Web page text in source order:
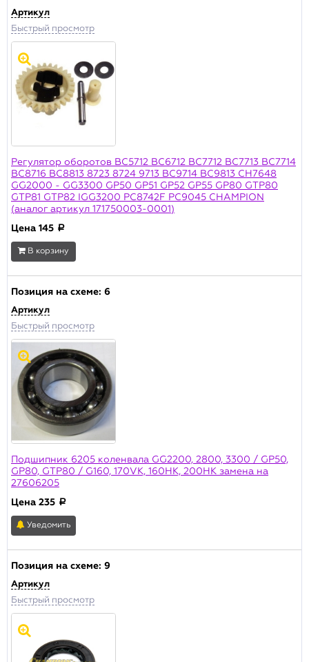
Артикул
Быстрый просмотр
Регулятор оборотов BC5712 BC6712 BC7712 BC7713 BC7714
BC8716 BC8813 8723 8724 9713 BC9714 BC9813 CH7648
GG2000 - GG3300 GP50 GP51 GP52 GP55 GP80 GTP80
GTP81 GTP82 IGG3200 PC8742F PC9045 CHAMPION
(аналог артикул 171750003-0001)
Цена 145 a
В корзину
Позиция на схеме: 6
Артикул
Быстрый просмотр
Подшипник 6205 коленвала GG2200, 2800, 3300 / GP50,
GP80, GTP80 / G160, 170VK, 160HK, 200HK замена на
27606205
Цена 235 a
Уведомить
Позиция на схеме: 9
Артикул
Быстрый просмотр